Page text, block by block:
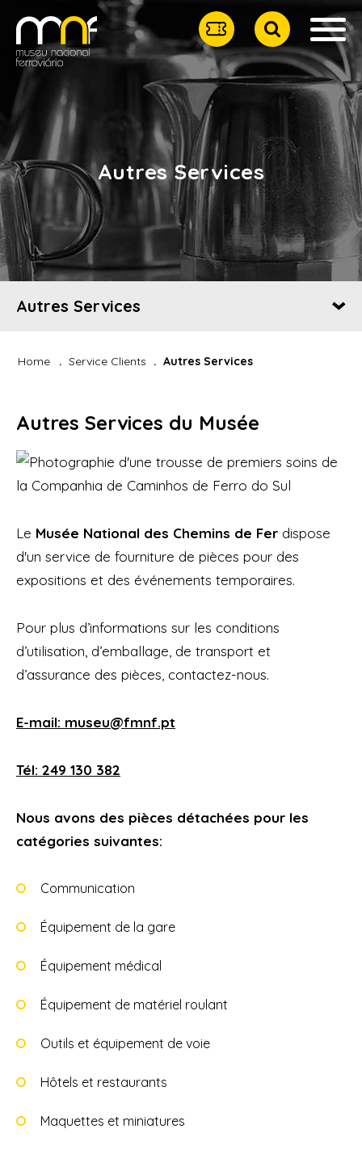
Autres Services
Autres Services
Home Service Clients Autres Services
Autres Services du Musée
Le Musée National des Chemins de Fer dispose
d'un service de fourniture de pièces pour des
expositions et des événements temporaires.
Pour plus d’informations sur les conditions
d’utilisation, d’emballage, de transport et
d’assurance des pièces, contactez-nous.
E-mail: museu@fmnf.pt
Tél: 249 130 382
Nous avons des pièces détachées pour les
catégories suivantes:
Communication
Équipement de la gare
Équipement médical
Équipement de matériel roulant
Outils et équipement de voie
Hôtels et restaurants
Maquettes et miniatures